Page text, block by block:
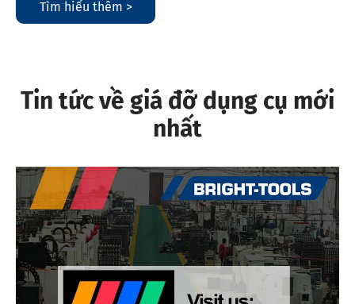
Tìm hiểu thêm >
Tin tức về giá đỡ dụng cụ mới
nhất